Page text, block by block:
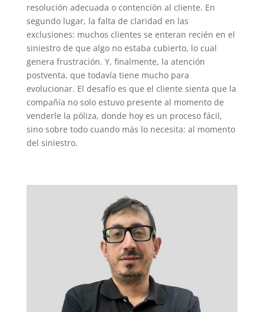
resolución adecuada o contención al cliente. En
segundo lugar, la falta de claridad en las
exclusiones: muchos clientes se enteran recién en el
siniestro de que algo no estaba cubierto, lo cual
genera frustración. Y, finalmente, la atención
postventa, que todavía tiene mucho para
evolucionar. El desafío es que el cliente sienta que la
compañía no solo estuvo presente al momento de
venderle la póliza, donde hoy es un proceso fácil,
sino sobre todo cuando más lo necesita: al momento
del siniestro.